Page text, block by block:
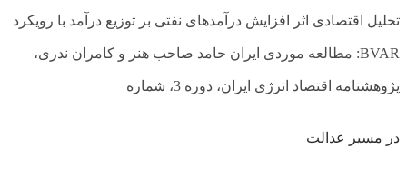
تحلیل اقتصادی اثر افزایش درآمدهای نفتی بر توزیع درآمد با رویکرد
BVAR: مطالعه موردی ایران حامد صاحب هنر و کامران ندری،
پژوهشنامه اقتصاد انرژی ایران، دوره 3، شماره
در مسیر عدالت